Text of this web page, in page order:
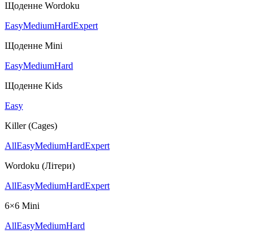
Щоденне Wordoku
EasyMediumHardExpert
Щоденне Mini
EasyMediumHard
Щоденне Kids
Easy
Killer (Cages)
AllEasyMediumHardExpert
Wordoku (Літери)
AllEasyMediumHardExpert
6×6 Mini
AllEasyMediumHard